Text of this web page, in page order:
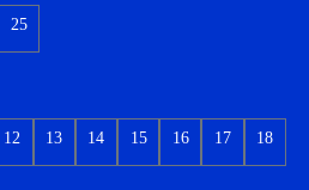
25
12 13 14 15 16 17 18